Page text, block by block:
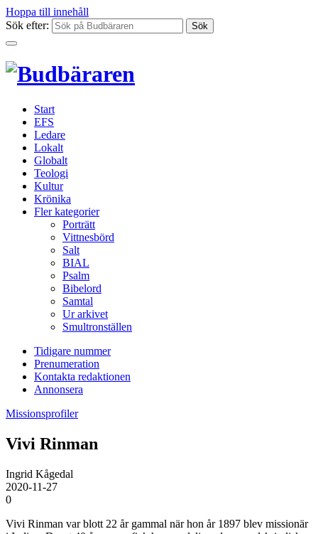
Hoppa till innehåll
Sök efter:
Start
EFS
Ledare
Lokalt
Globalt
Teologi
Kultur
Krönika
Fler kategorier
Porträtt
Vittnesbörd
Salt
BIAL
Psalm
Bibelord
Samtal
Ur arkivet
Smultronställen
Tidigare nummer
Prenumeration
Kontakta redaktionen
Annonsera
Missionsprofiler
Vivi Rinman
Ingrid Kågedal
2020-11-27
0
Vivi Rinman var blott 22 år gammal när hon år 1897 blev missionär